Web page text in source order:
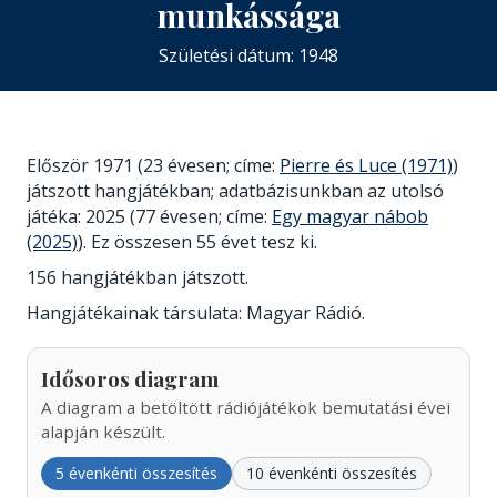
munkássága
Születési dátum: 1948
Először 1971 (23 évesen; címe: Pierre és Luce (1971))
játszott hangjátékban; adatbázisunkban az utolsó
játéka: 2025 (77 évesen; címe: Egy magyar nábob
(2025)). Ez összesen 55 évet tesz ki.
156 hangjátékban játszott.
Hangjátékainak társulata: Magyar Rádió.
Idősoros diagram
A diagram a betöltött rádiójátékok bemutatási évei
alapján készült.
5 évenkénti összesítés 10 évenkénti összesítés